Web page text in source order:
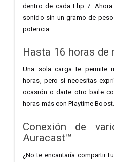
dentro de cada Flip 7.
sonido sin un gramo de
potencia.
Hasta 16 horas de
Una sola carga te permite
horas, pero si necesitas
ocasión o darte otro baile
horas más con Playtime Boost.
Conexión de
Auracast™
¿No te encantaría compartir